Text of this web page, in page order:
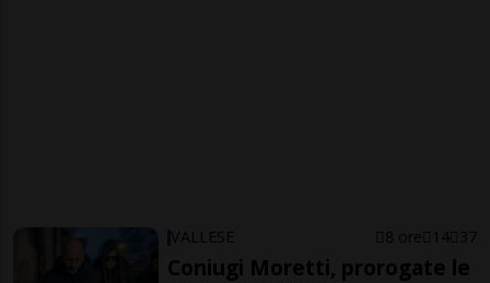
VALLESE 8 ore 14 37
Coniugi Moretti, prorogate le